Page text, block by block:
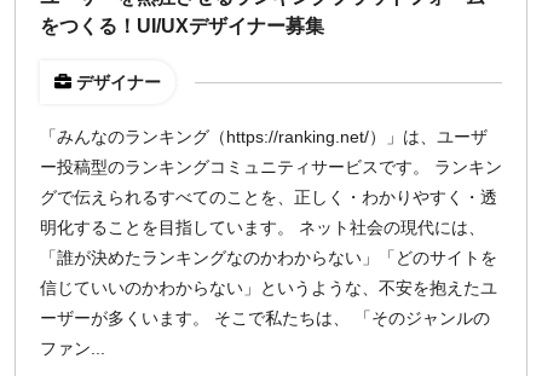
¥2,000 ¥3,000 ¥4,000
をつくる！UI/UXデザイナー募集
デザイナー
「みんなのランキング（https://ranking.net/）」は、ユーザ
ー投稿型のランキングコミュニティサービスです。 ランキン
グで伝えられるすべてのことを、正しく・わかりやすく・透
明化することを目指しています。 ネット社会の現代には、
「誰が決めたランキングなのかわからない」「どのサイトを
信じていいのかわからない」というような、不安を抱えたユ
ーザーが多くいます。 そこで私たちは、 「そのジャンルの
ファン...